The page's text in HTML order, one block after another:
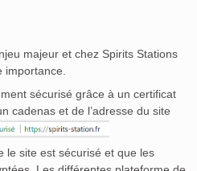
majeur et chez Spirits Stations
sécurisé grâce à un certificat
cadenas et de l’adresse du site
le site est sécurisé et que les